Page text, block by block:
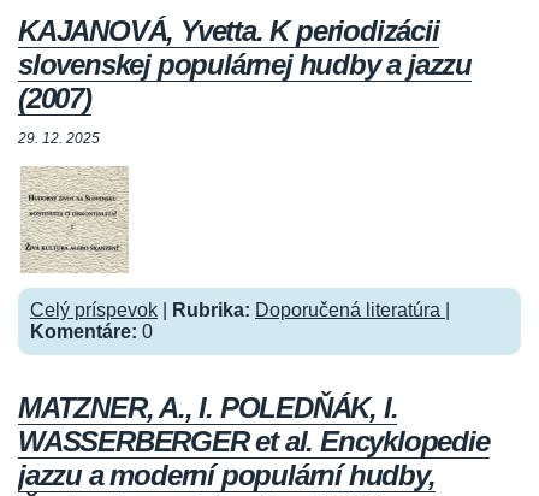
KAJANOVÁ, Yvetta. K periodizácii
slovenskej populárnej hudby a jazzu
(2007)
29. 12. 2025
Celý príspevok Rubrika: Doporučená literatúra
Komentáre: 0
MATZNER, A., I. POLEDŇÁK, I.
WASSERBERGER et al. Encyklopedie
jazzu a moderní populární hudby,